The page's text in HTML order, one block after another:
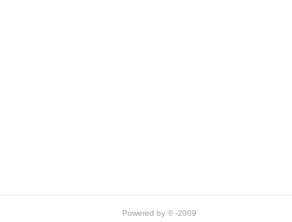
Powered by © -2009